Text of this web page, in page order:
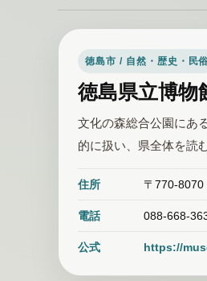
徳島市 / 自然・歴史・民俗
徳島県立博物
文化の森総合公園にあ
的に扱い、県全体を読
住所 〒770-8070
電話 088-668-
公式 https://